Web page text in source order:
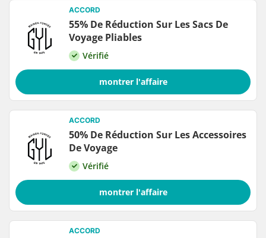
ACCORD
55% De Réduction Sur Les Sacs De
Voyage Pliables
Vérifié
montrer l'affaire
ACCORD
50% De Réduction Sur Les Accessoires
De Voyage
Vérifié
montrer l'affaire
ACCORD